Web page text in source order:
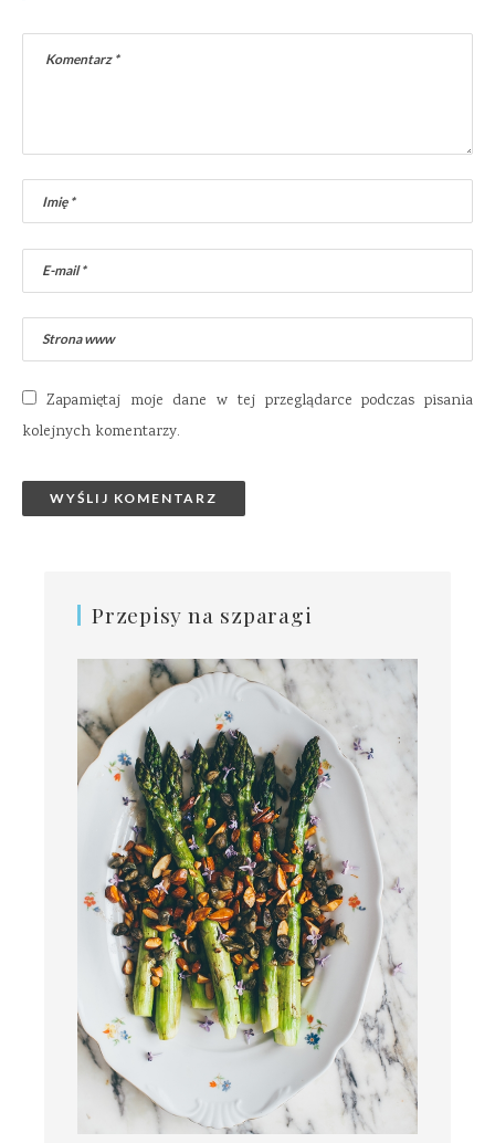
Zapamiętaj moje dane w tej przeglądarce podczas pisania
kolejnych komentarzy.
Przepisy na szparagi